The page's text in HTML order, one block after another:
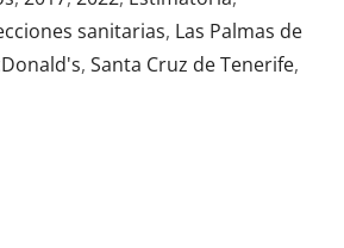
sanitarias, Las Palmas de
, Santa Cruz de Tenerife,